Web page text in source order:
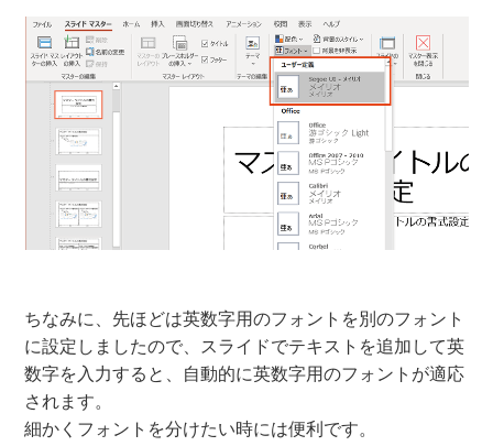
ちなみに、先ほどは英数字用のフォントを別のフォント
に設定しましたので、スライドでテキストを追加して英
数字を入力すると、自動的に英数字用のフォントが適応
されます。
細かくフォントを分けたい時には便利です。